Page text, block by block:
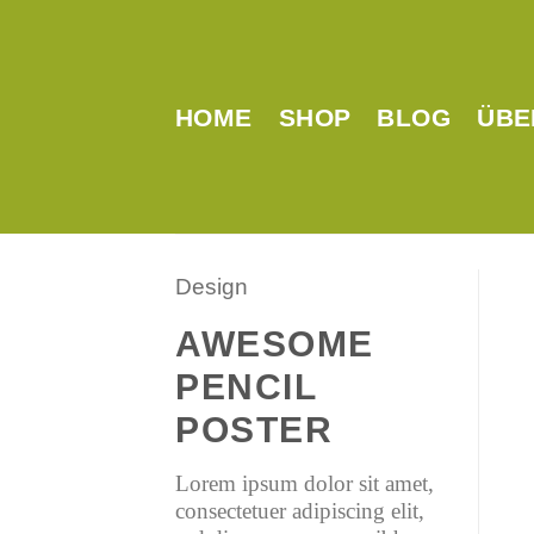
HOME SHOP BLOG
Design
AWESOME
PENCIL
POSTER
Lorem ipsum dolor sit amet,
consectetuer adipiscing elit,